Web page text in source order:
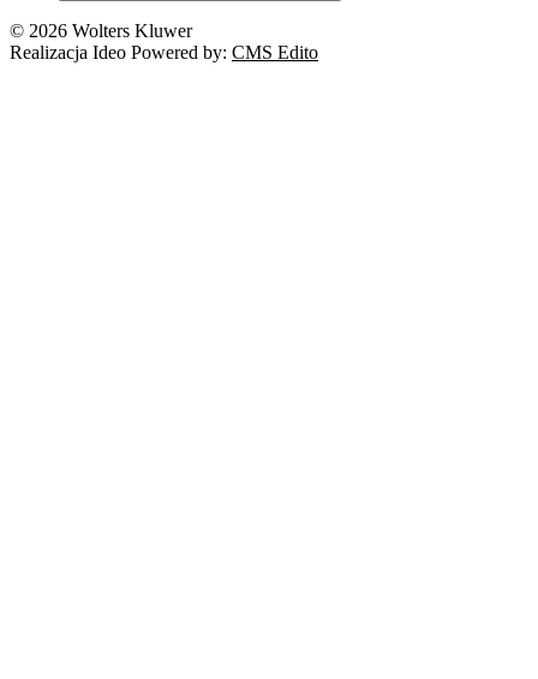
© 2026 Wolters Kluwer
Realizacja Ideo Powered by: CMS Edito